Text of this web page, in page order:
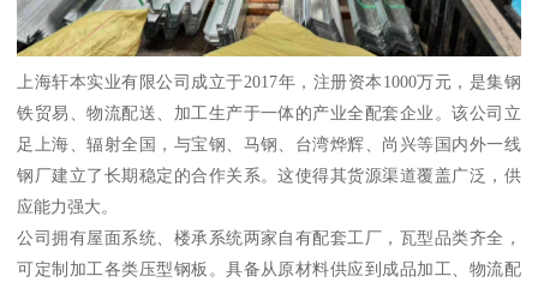
上海轩本实业有限公司成立于2017年，注册资本1000万元，是集钢
铁贸易、物流配送、加工生产于一体的产业全配套企业。该公司立
足上海、辐射全国，与宝钢、马钢、台湾烨辉、尚兴等国内外一线
钢厂建立了长期稳定的合作关系。这使得其货源渠道覆盖广泛，供
应能力强大。
公司拥有屋面系统、楼承系统两家自有配套工厂，瓦型品类齐全，
可定制加工各类压型钢板。具备从原材料供应到成品加工、物流配